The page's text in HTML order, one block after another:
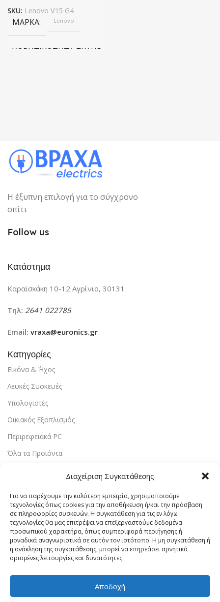
Διαχείριση Συγκατάθεσης
Για να παρέχουμε την καλύτερη εμπειρία, χρησιμοποιούμε
τεχνολογίες όπως cookies για την αποθήκευση ή/και την πρόσβαση
σε πληροφορίες συσκευών. Η συγκατάθεση για τις εν λόγω
τεχνολογίες θα μας επιτρέψει να επεξεργαστούμε δεδομένα
προσωπικού χαρακτήρα, όπως συμπεριφορά περιήγησης ή
μοναδικά αναγνωριστικά σε αυτόν τον ιστότοπο. Η μη συγκατάθεση ή
η ανάκληση της συγκατάθεσης, μπορεί να επηρεάσει αρνητικά
ορισμένες λειτουργίες και δυνατότητες.
Αποδοχή
SKU: Lenovo V15 G4
ΜΆΡΚΑ Lenovo
ΧΩΡΗΤΙΚΌΤΗΤΑ ΣΚΛΗΡΟΎ ΔΊΣΚΟΥ
Full HD
ΤΎΠΟΣ ΟΘΌΝΗΣ
15,6 IPS
Η έξυπνη επιλογή για το σύγχρονο
σπίτι
Follow us
Κατάστημα
Καραϊσκάκη 10-12 Αγρίνιο, 30131
Τηλ: 2641 022785
Email: vraxa@euronics.gr
Κατηγορίες
Εικόνα & ΄Ήχος
Λευκές Συσκευές
Υπολογιστές
Οικιακός Εξοπλισμός
Περιρεφειακά PC
Όλα τα Προϊόντα
Χρήσιμοι Σύνδεσμοι
Αρχική
Υπηρεσίες
Αποστολή & Επιστροφές
Τρόποι Πληρωμής
Εντοπισμός Παραγγελίας
Λογαριασμός
Πολιτική Απορρήτου